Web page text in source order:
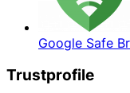
Google Safe
Trustprofile